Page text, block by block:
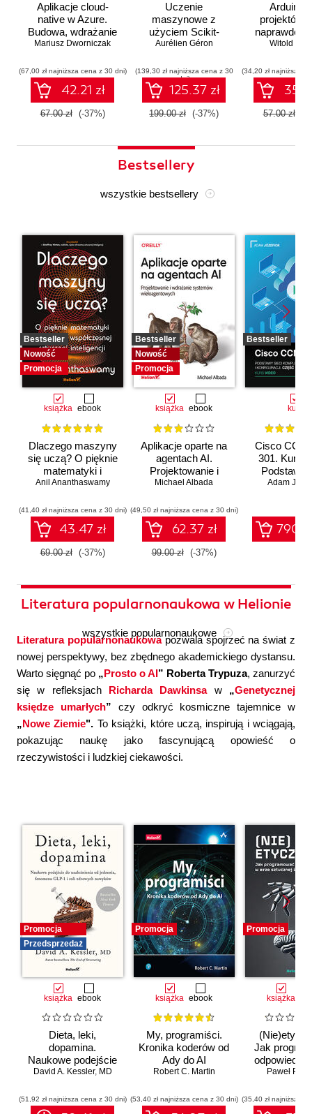
Aplikacje cloud-
native w Azure.
Budowa, wdrażanie
i bezpieczeństwo
Mariusz Dworniczak
(67,00 zł najniższa cena z 30 dni)
42.21 zł
67.00 zł (-37%)
Uczenie
maszynowe z
użyciem Scikit-
Learn i PyTorch.
narzędzia i techniki
umożliwiające
konstruowanie
inteligentnych
systemów
Aurélien Géron
(139,30 zł najniższa cena z 30
dni)
125.37 zł
199.00 zł (-37%)
Arduino.
projektów,
naprawdę
Witold
(34,20 zł najniższa
57.00 zł
Bestsellery
wszystkie bestsellery
Bestseller
Nowość
Promocja
książka ebook
Dlaczego maszyny
się uczą? O pięknie
matematyki i
działaniu
sztucznej
Anil Ananthaswamy
(41,40 zł najniższa cena z 30 dni)
43.47 zł
69.00 zł (-37%)
Bestseller
Nowość
Promocja
książka ebook
Aplikacje oparte na
agentach AI.
Projektowanie i
wdrażanie
wieloagentowych
Michael Albada
(49,50 zł najniższa cena z 30 dni)
62.37 zł
99.00 zł (-37%)
Bestseller
kurs
Cisco
301. Kurs
Podstawy
Adam
Literatura popularnonaukowa w Helionie
Literatura popularnonaukowapozwala spojrzeć na świat z
nowej perspektywy, bez zbędnego akademickiego dystansu.
Warto sięgnąć po „Prosto o AI” Roberta Trypuza, zanurzyć
się w refleksjach Richarda Dawkinsaw „Genetycznej
księdze umarłych” czy odkryć kosmiczne tajemnice w
„Nowe Ziemie". To książki, które uczą, inspirują i wciągają,
pokazując naukę jako fascynującą opowieść o
rzeczywistości i ludzkiej ciekawości.
wszystkie popularnonaukowe
Promocja
Przedsprzedaż
książka ebook
Dieta, leki,
dopamina.
Naukowe podejście
do uzależnienia od
GLP-1 i roli
zdrowych nawyków
David A. Kessler, MD
(51,92 zł najniższa cena z 30 dni)
Promocja
książka ebook
My, programiści.
Kronika koderów od
Ady do AI
Robert C. Martin
(53,40 zł najniższa cena z 30 dni)
Promocja
książka
Jak
erze
Paweł
(35,40 zł najniższa